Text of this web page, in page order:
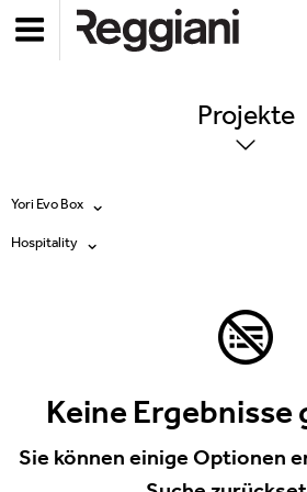
Projekte
Yori Evo Box
Alle Produkte
Mood Evo
Traceline System
Hospitality
Keine Ergebnisse
Sie können einige Optionen